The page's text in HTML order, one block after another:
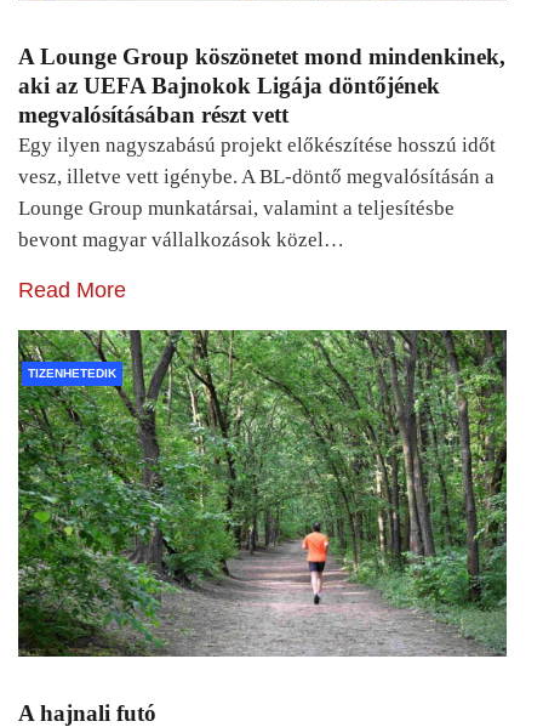
A Lounge Group köszönetet mond mindenkinek,
aki az UEFA Bajnokok Ligája döntőjének
megvalósításában részt vett
Egy ilyen nagyszabású projekt előkészítése hosszú időt
vesz, illetve vett igénybe. A BL-döntő megvalósításán a
Lounge Group munkatársai, valamint a teljesítésbe
bevont magyar vállalkozások közel…
Read More
TIZENHETEDIK
A hajnali futó